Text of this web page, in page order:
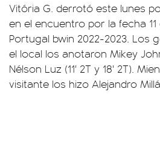
Vitória G. derrotó este lunes
en el encuentro por la fecha
Portugal bwin 2022-2023. Los
el local los anotaron Mikey
Nélson Luz (11' 2T y 18' 2T).
visitante los hizo Alejandro